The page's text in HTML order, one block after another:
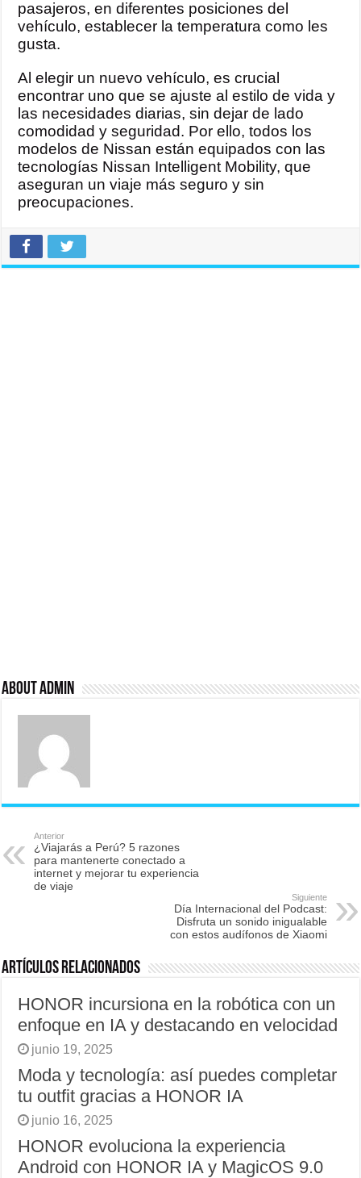
pasajeros, en diferentes posiciones del
vehículo, establecer la temperatura como les
gusta.
Al elegir un nuevo vehículo, es crucial
encontrar uno que se ajuste al estilo de vida y
las necesidades diarias, sin dejar de lado
comodidad y seguridad. Por ello, todos los
modelos de Nissan están equipados con las
tecnologías Nissan Intelligent Mobility, que
aseguran un viaje más seguro y sin
preocupaciones.
About admin
Anterior
¿Viajarás a Perú? 5 razones
para mantenerte conectado a
internet y mejorar tu experiencia
de viaje
Siguiente
Día Internacional del Podcast:
Disfruta un sonido inigualable
con estos audífonos de Xiaomi
Artículos relacionados
HONOR incursiona en la robótica con un
enfoque en IA y destacando en velocidad
junio 19, 2025
Moda y tecnología: así puedes completar
tu outfit gracias a HONOR IA
junio 16, 2025
HONOR evoluciona la experiencia
Android con HONOR IA y MagicOS 9.0